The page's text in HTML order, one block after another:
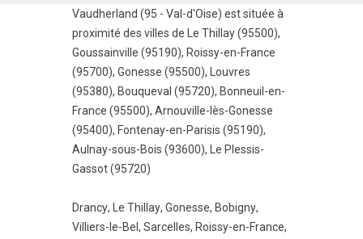
Vaudherland (95 - Val-d'Oise) est située à
proximité des villes de
Le Thillay (95500),
Goussainville (95190), Roissy-en-France
(95700), Gonesse (95500),
Louvres
(95380), Bouqueval (95720), Bonneuil-en-
France (95500), Arnouville-lès-Gonesse
(95400), Fontenay-en-Parisis (95190),
Aulnay-sous-Bois (93600),
Le Plessis-
Gassot (95720)
Drancy, Le Thillay, Gonesse, Bobigny,
Villiers-le-Bel , Sarcelles, Roissy-en-France,